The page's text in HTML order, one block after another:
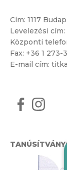
Cím: 1117
Levelezési cím:
Központi
Fax: +36 1 273-
E-mail cím: